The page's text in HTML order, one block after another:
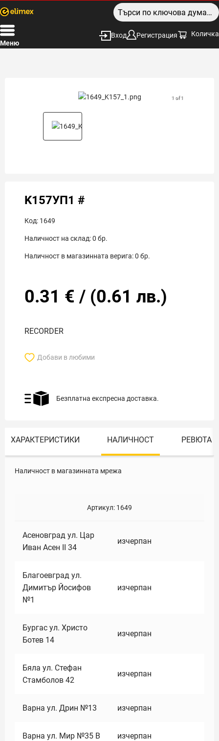
Меню
Вход Регистрация Количка
1 of 1
K157УП1 #
Код: 1649
Наличност на склад:0 бр.
Наличност в магазинната верига:0 бр.
0.31 € / (0.61 лв.)
RECORDER
Добави в любими
Безплатна експресна доставка.
ХАРАКТЕРИСТИКИ НАЛИЧНОСТ РЕВЮТА
Наличност в магазинната мрежа
Артикул: 1649
Асеновград ул. Цар
Иван Асен II 34
изчерпан
Благоевград ул.
Димитър Йосифов
№1
изчерпан
Бургас ул. Христо
Ботев 14
изчерпан
Бяла ул. Стефан
Стамболов 42
изчерпан
Варна ул. Дрин №13 изчерпан
Варна ул. Мир №35 В изчерпан